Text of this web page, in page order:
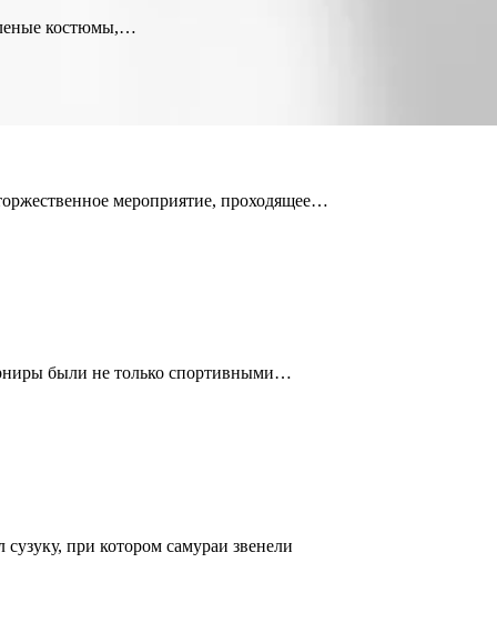
костюмы,…
мероприятие, проходящее…
были не только спортивными…
при котором самураи звенели